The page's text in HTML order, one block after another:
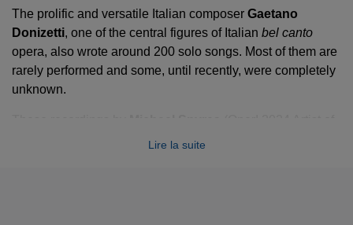
The prolific and versatile Italian composer Gaetano
Donizetti, one of the central figures of Italian bel canto
opera, also wrote around 200 solo songs. Most of them are
rarely performed and some, until recently, were completely
unknown.
Marie-Nicole Lemieux
Lire la suite